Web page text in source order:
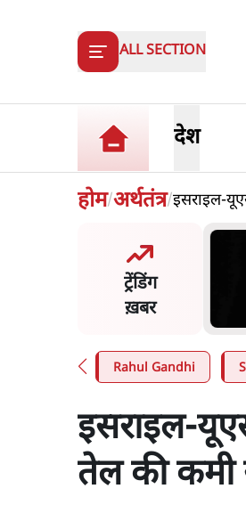
ALL SECTION
देश
होम/अर्थतंत्र/इसराइल-
ट्रेंडिंग
ख़बर
शाह के संसद में आने पर
करे सरकार': राज्यसभा
Rahul Gandhi
इसराइल-
तेल की कमी